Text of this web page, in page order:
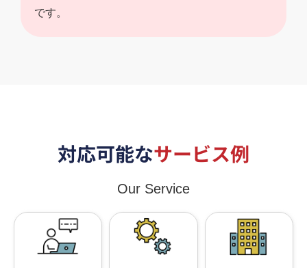
です。
対応可能なサービス例
Our Service